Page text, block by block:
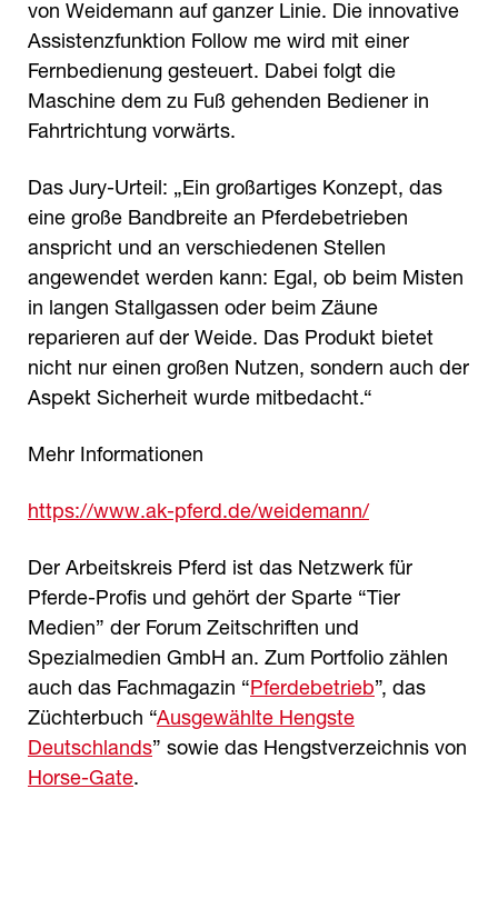
von Weidemann auf ganzer Linie. Die innovative
Assistenzfunktion Follow me wird mit einer
Fernbedienung gesteuert. Dabei folgt die
Maschine dem zu Fuß gehenden Bediener in
Fahrtrichtung vorwärts.
Das Jury-Urteil: „Ein großartiges Konzept, das
eine große Bandbreite an Pferdebetrieben
anspricht und an verschiedenen Stellen
angewendet werden kann: Egal, ob beim Misten
in langen Stallgassen oder beim Zäune
reparieren auf der Weide. Das Produkt bietet
nicht nur einen großen Nutzen, sondern auch der
Aspekt Sicherheit wurde mitbedacht.“
Mehr Informationen
https://www.ak-pferd.de/weidemann/
Der Arbeitskreis Pferd ist das Netzwerk für
Pferde-Profis und gehört der Sparte “Tier
Medien” der Forum Zeitschriften und
Spezialmedien GmbH an. Zum Portfolio zählen
auch das Fachmagazin “Pferdebetrieb”, das
Züchterbuch “Ausgewählte Hengste
Deutschlands” sowie das Hengstverzeichnis von
Horse-Gate.